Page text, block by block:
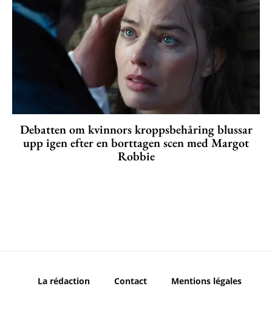
Debatten om kvinnors kroppsbehåring blussar
upp igen efter en borttagen scen med Margot
Robbie
La rédaction Contact Mentions légales